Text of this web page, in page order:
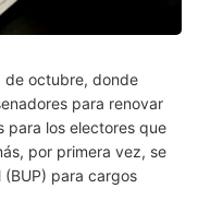
de octubre, donde
para renovar
para los electores que
por primera vez, se
(BUP) para cargos